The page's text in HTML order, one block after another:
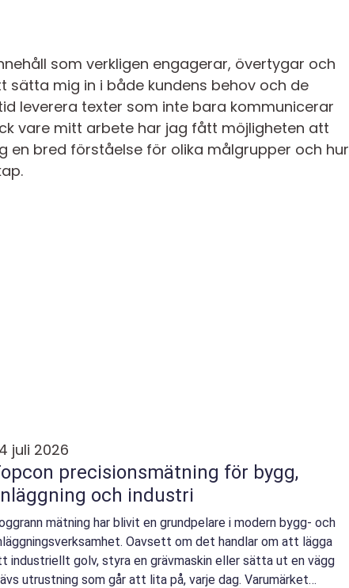
som verkligen engagerar, övertygar och
mig in i både kundens behov och de
leverera texter som inte bara kommunicerar
vare mitt arbete har jag fått möjligheten att
en bred förståelse för olika målgrupper och hur
juli 2026
precisionsmätning för bygg,
och industri
mätning har blivit en grundpelare i modern bygg- och
Oavsett om det handlar om att lägga
industriellt golv, styra en grävmaskin eller sätta ut en vägg
utrustning som går att lita på, varje dag. Varumärket